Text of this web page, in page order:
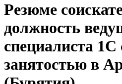
Резюме
должность
специалиста 1С
занятостью в